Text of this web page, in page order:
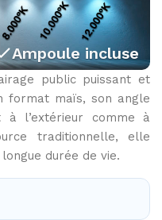
Ampoule incluse
public puissant et
format maïs, son angle
l’extérieur comme à
traditionnelle, elle
durée de vie.